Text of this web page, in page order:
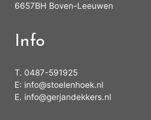
6657BH Boven-Leeuwen
Info
T. 0487-591925
E: info@stoelenhoek.nl
E. info@gerjandekkers.nl